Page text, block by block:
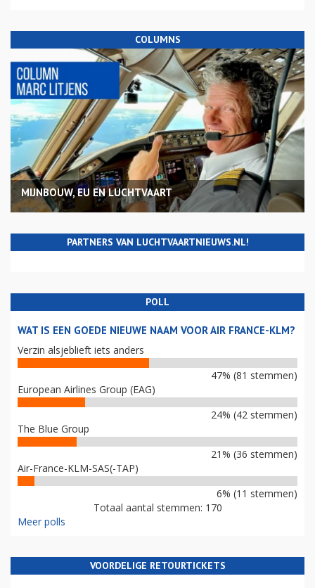
COLUMNS
MIJNBOUW, EU EN LUCHTVAART
PARTNERS VAN LUCHTVAARTNIEUWS.NL!
POLL
WAT IS EEN GOEDE NIEUWE NAAM VOOR AIR FRANCE-KLM?
Verzin alsjeblieft iets anders
47% (81 stemmen)
European Airlines Group (EAG)
24% (42 stemmen)
The Blue Group
21% (36 stemmen)
Air-France-KLM-SAS(-TAP)
6% (11 stemmen)
Totaal aantal stemmen: 170
Meer polls
VOORDELIGE RETOURTICKETS